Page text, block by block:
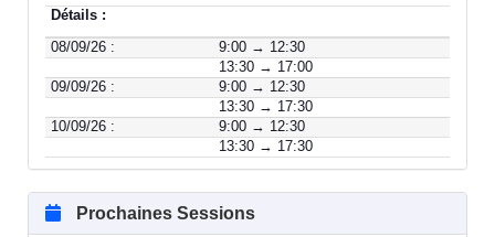
Détails :
08/09/26 :
9:00 → 12:30
13:30 → 17:00
09/09/26 :
9:00 → 12:30
13:30 → 17:30
10/09/26 :
9:00 → 12:30
13:30 → 17:30
Prochaines Sessions